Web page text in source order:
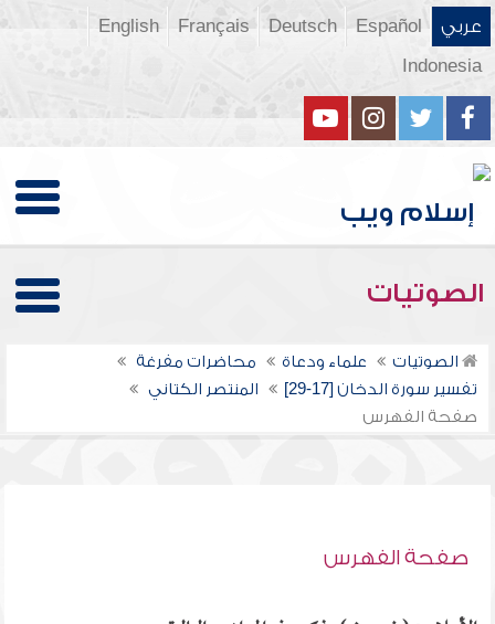
عربي Español
Deutsch
Français
English
Indonesia
الصوتيات
الصوتيات علماء ودعاة
محاضرات مفرغة
تفسير سورة الدخان [17-29]
المنتصر الكتاني
صفحة الفهرس
صفحة الفهرس